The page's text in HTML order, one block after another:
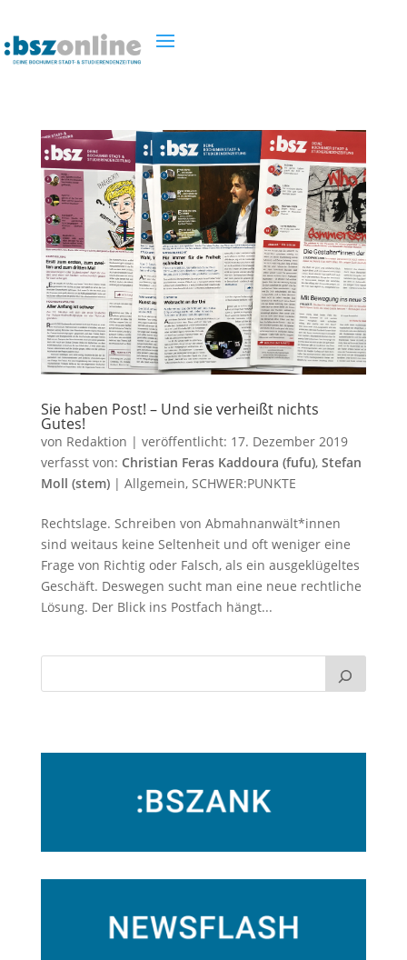
Sie haben Post! – Und sie verheißt nichts
Gutes!
von Redaktion | veröffentlicht: 17. Dezember 2019
verfasst von: Christian Feras Kaddoura (fufu), Stefan
Moll (stem)| Allgemein, SCHWER:PUNKTE
Rechtslage. Schreiben von Abmahnanwält*innen
sind weitaus keine Seltenheit und oft weniger eine
Frage von Richtig oder Falsch, als ein ausgeklügeltes
Geschäft. Deswegen sucht man eine neue rechtliche
Lösung. Der Blick ins Postfach hängt...